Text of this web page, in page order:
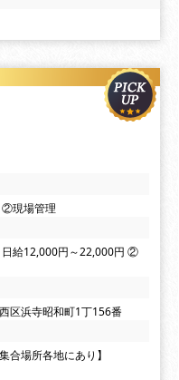
現場管理
給12,000円～22,000円 ②
区浜寺昭和町1丁156番
合場所各地にあり】